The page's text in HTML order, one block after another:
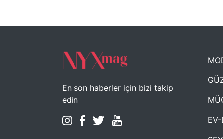
En son haberler için bizi takip
edin
EV-